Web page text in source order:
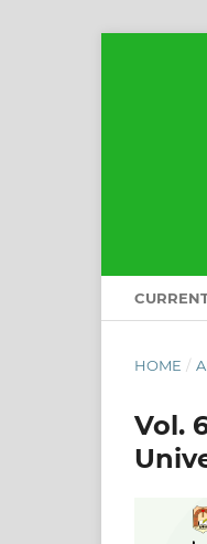
HOME /
Vol.